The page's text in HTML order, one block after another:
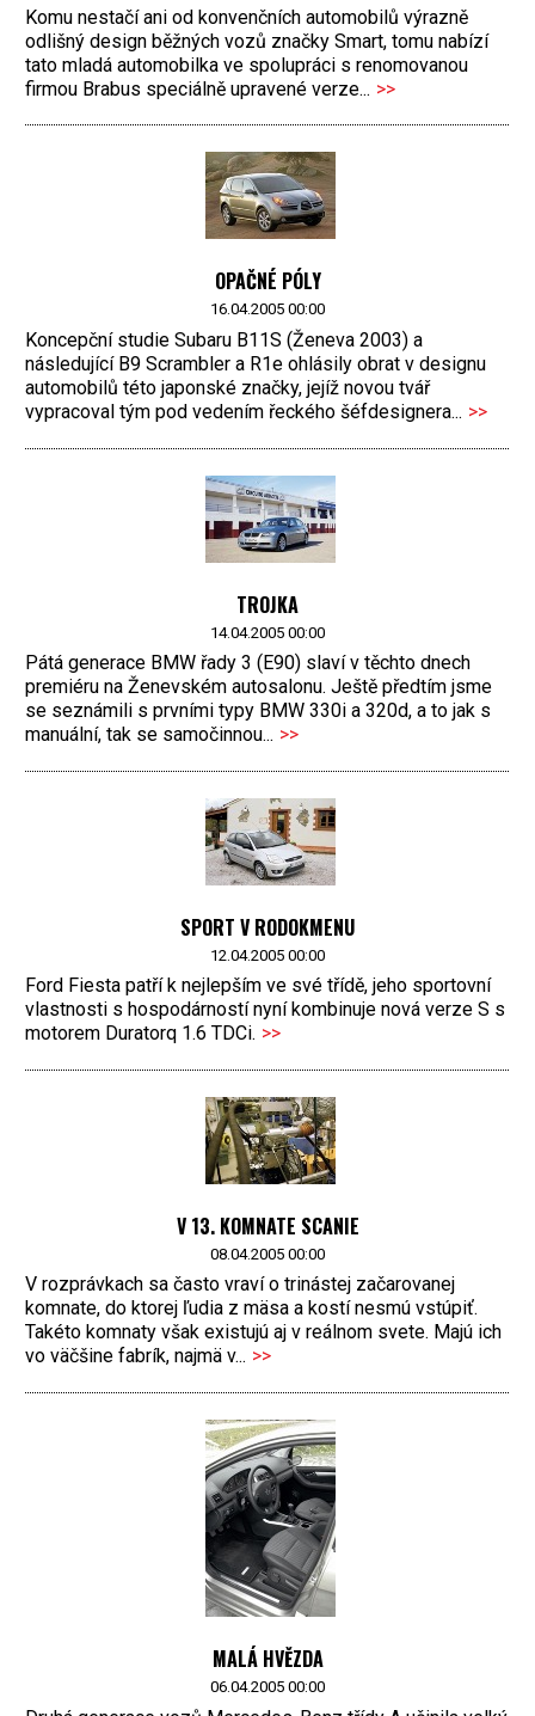
Komu nestačí ani od konvenčních automobilů výrazně
odlišný design běžných vozů značky Smart, tomu nabízí
tato mladá automobilka ve spolupráci s renomovanou
firmou Brabus speciálně upravené verze... >>
OPAČNÉ PÓLY
16.04.2005 00:00
Koncepční studie Subaru B11S (Ženeva 2003) a
následující B9 Scrambler a R1e ohlásily obrat v designu
automobilů této japonské značky, jejíž novou tvář
vypracoval tým pod vedením řeckého šéfdesignera... >>
TROJKA
14.04.2005 00:00
Pátá generace BMW řady 3 (E90) slaví v těchto dnech
premiéru na Ženevském autosalonu. Ještě předtím jsme
se seznámili s prvními typy BMW 330i a 320d, a to jak s
manuální, tak se samočinnou... >>
SPORT V RODOKMENU
12.04.2005 00:00
Ford Fiesta patří k nejlepším ve své třídě, jeho sportovní
vlastnosti s hospodárností nyní kombinuje nová verze S s
motorem Duratorq 1.6 TDCi. >>
V 13. KOMNATE SCANIE
08.04.2005 00:00
V rozprávkach sa často vraví o trinástej začarovanej
komnate, do ktorej ľudia z mäsa a kostí nesmú vstúpiť.
Takéto komnaty však existujú aj v reálnom svete. Majú ich
vo väčšine fabrík, najmä v... >>
MALÁ HVĚZDA
06.04.2005 00:00